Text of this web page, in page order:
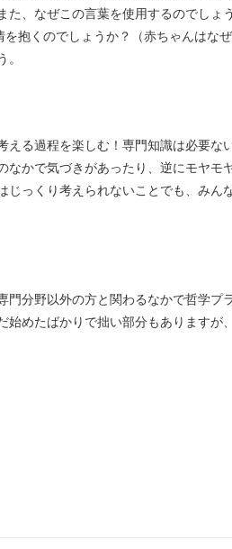
、なぜこの言葉を使用するのでしょ
抱くのでしょうか？（赤ちゃんはな
る過程を楽しむ！専門知識は必要な
かで気づきがあったり、逆にモヤモ
っくり考えられないことでも、みん
分野以外の方と関わるなかで哲学プ
めたばかりで拙い部分もありますが